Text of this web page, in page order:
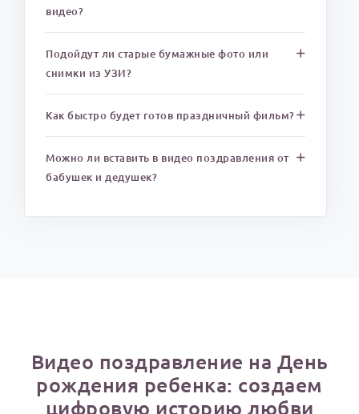
видео?
Подойдут ли старые бумажные фото или
снимки из УЗИ?
Как быстро будет готов праздничный фильм?
Можно ли вставить в видео поздравления от
бабушек и дедушек?
Видео поздравление на День
рождения ребенка: создаем
цифровую историю любви